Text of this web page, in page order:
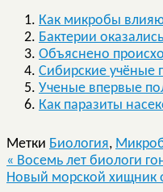
Как микробы
Бактерии
Объяснено
Сибирские учёные
Ученые впервые
Как паразиты
Метки Биология,
« Восемь лет биологи
Новый морской хищник